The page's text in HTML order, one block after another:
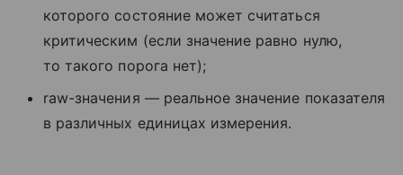
которого состояние может считаться
критическим (если значение равно нулю,
то такого порога нет);
raw-значения — реальное значение показателя
в различных единицах измерения.